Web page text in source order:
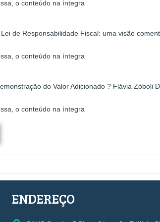
o conteúdo na íntegra
de Responsabilidade Fiscal: uma visão
o conteúdo na íntegra
do Valor Adicionado ? Flávia Zóboli
o conteúdo na íntegra
ENDEREÇO